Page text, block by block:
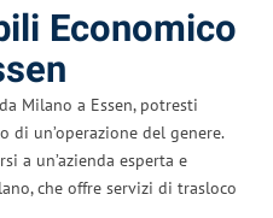
Economico
Milano a Essen, potresti
un’operazione del genere.
a un’azienda esperta e
che offre servizi di trasloco